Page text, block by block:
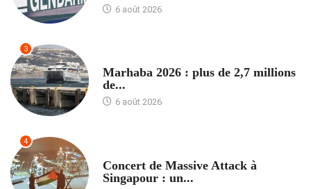
6 août 2026
3
Marhaba 2026 : plus de 2,7 millions
de...
6 août 2026
4
Concert de Massive Attack à
Singapour : un...